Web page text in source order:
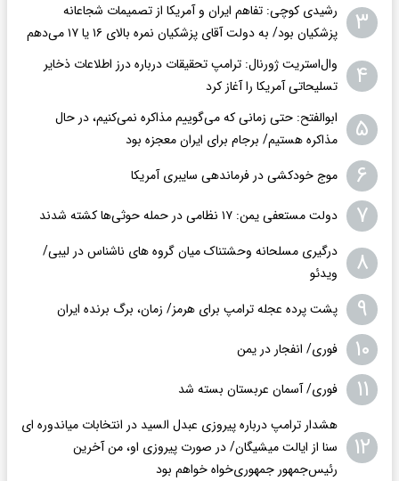
۳
رشیدی کوچی: تفاهم ایران و آمریکا از تصمیمات شجاعانه
پزشکیان بود/ به دولت آقای پزشکیان نمره بالای ۱۶ یا ۱۷ می‌دهم
۴
وال‌استریت ژورنال: ترامپ تحقیقات درباره درز اطلاعات ذخایر
تسلیحاتی آمریکا را آغاز کرد
۵
ابوالفتح: حتی زمانی که می‌گوییم مذاکره نمی‌کنیم، در حال
مذاکره هستیم/ برجام برای ایران معجزه بود
۶ موج خودکشی در فرماندهی سایبری آمریکا
۷ دولت مستعفی یمن: ۱۷ نظامی در حمله حوثی‌ها کشته شدند
۸
درگیری مسلحانه وحشتناک میان گروه های ناشناس در لیبی/
ویدئو
۹ پشت پرده عجله ترامپ برای هرمز/ زمان، برگ برنده ایران
۱۰ فوری/ انفجار در یمن
۱۱ فوری/ آسمان عربستان بسته شد
۱۲
هشدار ترامپ درباره پیروزی عبدل السید در انتخابات میاندوره ای
سنا از ایالت میشیگان/ در صورت پیروزی او، من آخرین
رئیس‌جمهور جمهوری‌‍‌خواه خواهم بود